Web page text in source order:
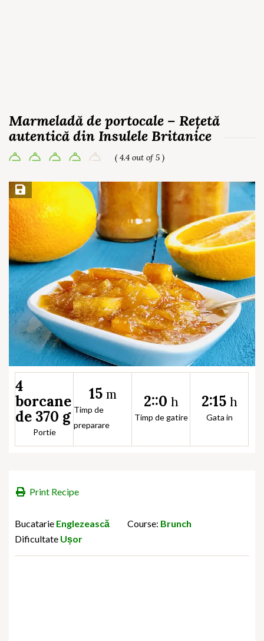
Marmeladă de portocale – Rețetă
autentică din Insulele Britanice
( 4.4 out of 5 )
Save Recipe
4
borcane
de 370 g
Portie
15 m
Timp de
preparare
2::0 h
Timp de gatire
2:15 h
Gata in
Print Recipe
Bucatarie Englezească Course: Brunch
Dificultate Ușor